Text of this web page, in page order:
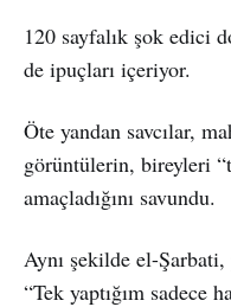
120 sayfalık şok edici
de ipuçları içeriyor.
Öte yandan savcılar,
görüntülerin, bireyleri
amaçladığını savundu.
Aynı şekilde el-
“Tek yaptığım sadece